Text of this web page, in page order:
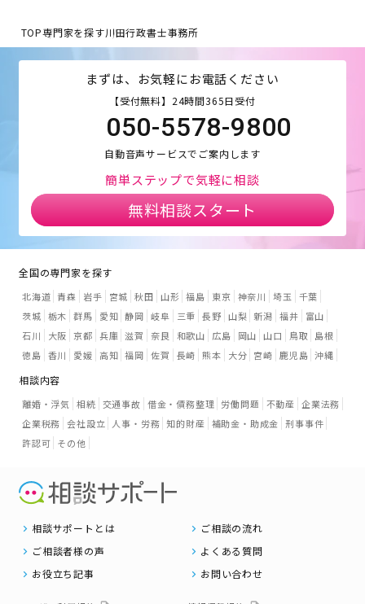
TOP専門家を探す川田行政書士事務所
まずは、お気軽にお電話ください
【受付無料】24時間365日受付
050-5578-9800
自動音声サービスでご案内します
簡単ステップで気軽に相談
無料相談スタート
全国の専門家を探す
北海道 青森 岩手 宮城 秋田 山形 福島 東京 神奈川 埼玉
千葉
茨城 栃木 群馬 愛知 静岡 岐阜 三重 長野 山梨 新潟 福井
富山
石川
大阪 京都 兵庫 滋賀 奈良 和歌山 広島 岡山 山口 鳥取
島根
徳島 香川 愛媛 高知 福岡 佐賀 長崎 熊本 大分 宮崎 鹿児島 沖縄
相談内容
離婚・浮気 相続 交通事故 借金・債務整理 労働問題 不動産 企業法務
企業税務 会社設立 人事・労務 知的財産 補助金・助成金 刑事事件
許認可 その他
相談サポートとは
ご相談の流れ
ご相談者様の声
よくある質問
お役立ち記事
お問い合わせ